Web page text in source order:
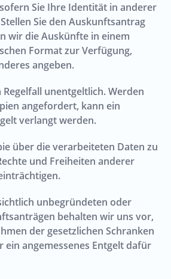
Sie Ihre Identität in anderer
Sie den Auskunftsantrag
wir die Auskünfte in einem
Format zur Verfügung,
angeben.
unentgeltlich. Werden
angefordert, kann ein
verlangt werden.
über die verarbeiteten Daten zu
und Freiheiten anderer
unbegründeten oder
behalten wir uns vor,
der gesetzlichen Schranken
ein angemessenes Entgelt dafür